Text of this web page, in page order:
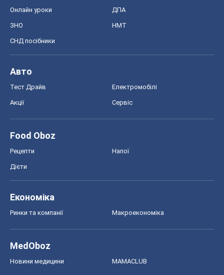
Онлайн уроки ДПА
ЗНО НМТ
СНД посібники
Авто
Тест Драйв Електромобілі
Акції Сервіс
Food Oboz
Рецепти Напої
Дієти
Економіка
Ринки та компанії Макроекономіка
MedOboz
Новини медицини MAMACLUB